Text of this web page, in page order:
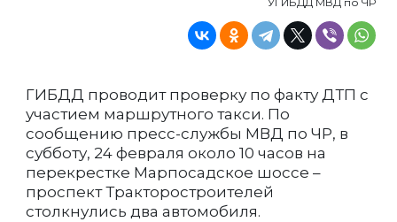
ГИБДД проводит проверку по факту ДТП с
участием маршрутного такси. По
сообщению пресс-службы МВД по ЧР, в
субботу, 24 февраля около 10 часов на
перекрестке Марпосадское шоссе –
проспект Тракторостроителей
столкнулись два автомобиля.